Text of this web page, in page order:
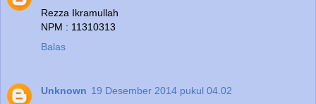
Rezza Ikramullah
NPM : 11310313
Balas
Unknown 19 Desember 2014 pukul 04.02